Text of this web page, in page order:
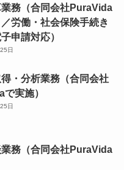
務（合同会社PuraVida
労働・社会保険手続き
申請対応）
日
・分析業務（合同会社
実施）
日
務（合同会社PuraVida